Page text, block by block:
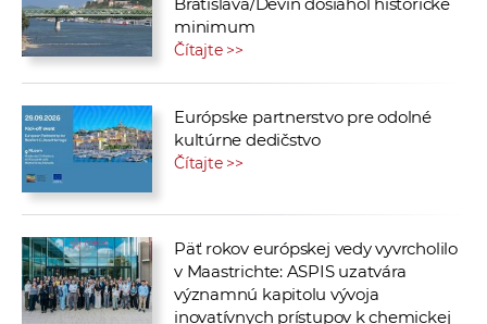
Bratislava/Devín dosiahol historické
minimum
Čítajte >>
Európske partnerstvo pre odolné
kultúrne dedičstvo
Čítajte >>
Päť rokov európskej vedy vyvrcholilo
v Maastrichte: ASPIS uzatvára
významnú kapitolu vývoja
inovatívnych prístupov k chemickej